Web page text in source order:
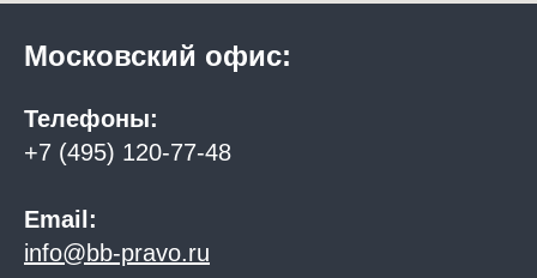
Московский офис:
Телефоны:
+7 (495) 120-77-48
Email:
info@bb-pravo.ru